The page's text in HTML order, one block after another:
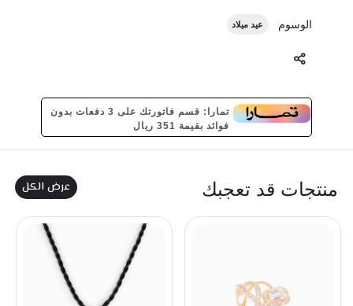
الوسوم عيد ميلاد
تمارا: قسم فاتورتك على 3 دفعات بدون
فوائد بقيمة 351 ريال
منتجات قد تعجبك عرض الكل